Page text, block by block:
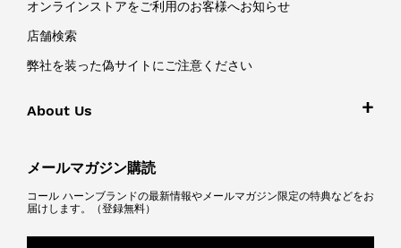
オンラインストアをご利用のお客様へお知らせ
店舗検索
弊社を装った偽サイトにご注意ください
About Us
メールマガジン購読
コール ハーンブランドの最新情報やメールマガジン限定の特典などをお
届けします。（登録無料）